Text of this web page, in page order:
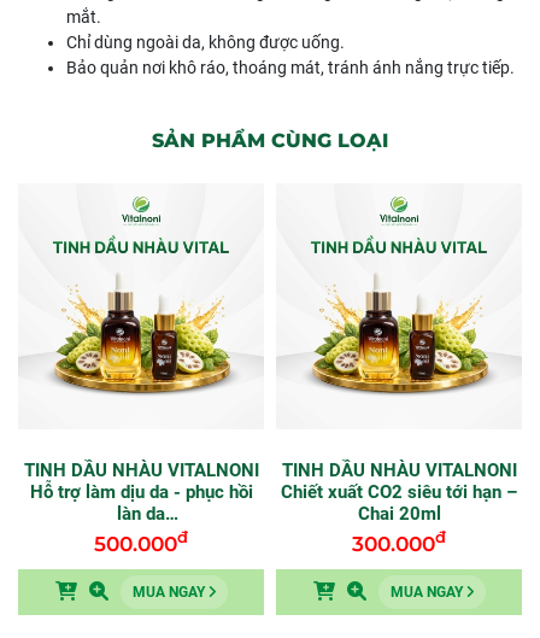
mắt.
Chỉ dùng ngoài da, không được uống.
Bảo quản nơi khô ráo, thoáng mát, tránh ánh nắng trực tiếp.
SẢN PHẨM CÙNG LOẠI
TINH DẦU NHÀU VITALNONI
Hỗ trợ làm dịu da - phục hồi
làn da
Chai 10ml
500.000đ
MUA NGAY
TINH DẦU NHÀU VITALNONI
Chiết xuất CO2 siêu tới hạn –
Chai 20ml
300.000đ
MUA NGAY